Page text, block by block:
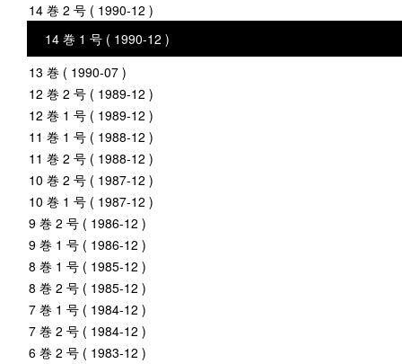
14 巻 2 号 ( 1990-12 )
14 巻 1 号 ( 1990-12 )
13 巻 ( 1990-07 )
12 巻 2 号 ( 1989-12 )
12 巻 1 号 ( 1989-12 )
11 巻 1 号 ( 1988-12 )
11 巻 2 号 ( 1988-12 )
10 巻 2 号 ( 1987-12 )
10 巻 1 号 ( 1987-12 )
9 巻 2 号 ( 1986-12 )
9 巻 1 号 ( 1986-12 )
8 巻 1 号 ( 1985-12 )
8 巻 2 号 ( 1985-12 )
7 巻 1 号 ( 1984-12 )
7 巻 2 号 ( 1984-12 )
6 巻 2 号 ( 1983-12 )